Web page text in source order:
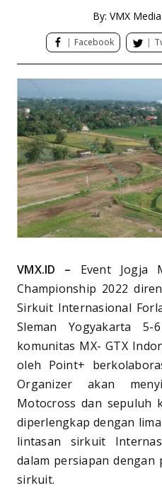
By: VMX Media
| Facebook |
VMX.ID – Event Jogja
Championship 2022
Sirkuit Internasional
Sleman Yogyakarta
komunitas MX- GTX
oleh Point+
Organizer akan
Motocross dan sepuluh
diperlengkap dengan
lintasan sirkuit
dalam persiapan
sirkuit.